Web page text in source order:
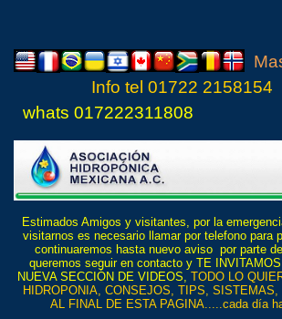
Info tel 01722 2158154
whats 017222311808
Estimados Amigos y visitantes, por la
visitarnos es necesario llamar por telefono para
continuaremos hasta nuevo aviso por parte
queremos seguir en contacto y TE
NUEVA SECCIÓN DE VIDEOS, TODO LO
HIDROPONIA, CONSEJOS, TIPS,
AL FINAL DE ESTA PAGINA.....cada día